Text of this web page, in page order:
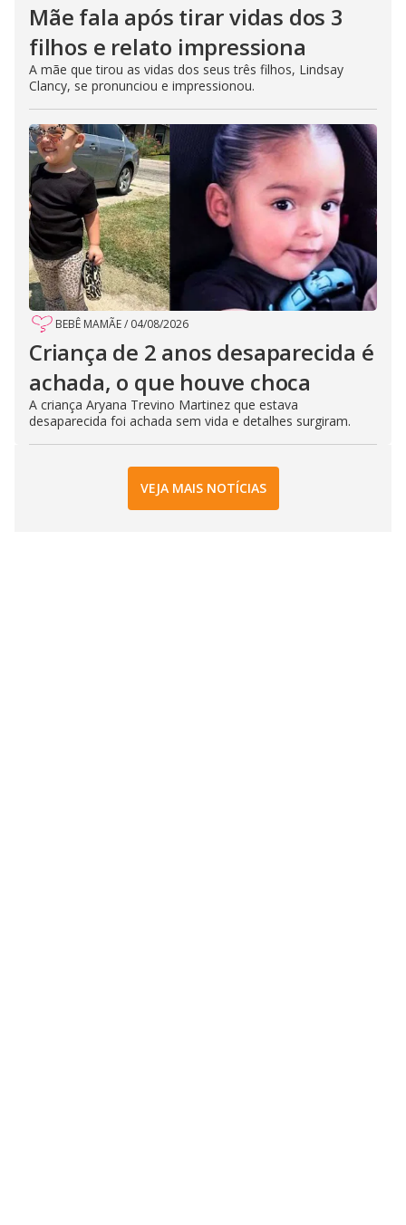
Mãe fala após tirar vidas dos 3
filhos e relato impressiona
A mãe que tirou as vidas dos seus três filhos, Lindsay
Clancy, se pronunciou e impressionou.
BEBÊ MAMÃE/ 04/08/2026
Criança de 2 anos desaparecida é
achada, o que houve choca
A criança Aryana Trevino Martinez que estava
desaparecida foi achada sem vida e detalhes surgiram.
VEJA MAIS NOTÍCIAS